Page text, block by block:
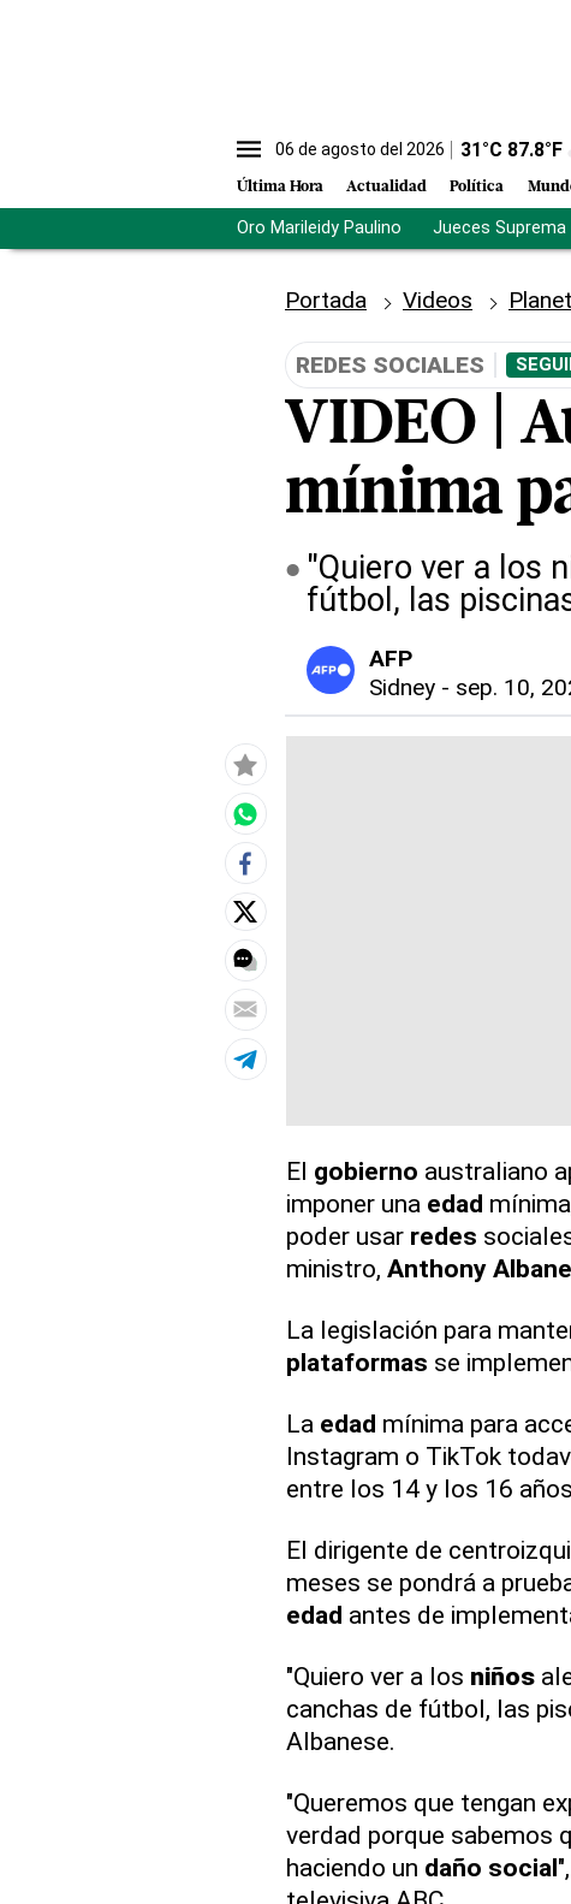
06 de agosto del 2026 31°C 87.8°F
Última Hora Actualidad Política
Oro Marileidy Paulino Jueces Suprema
Portada Videos
REDES SOCIALES
VIDEO |
mínima
"Quiero ver a los
fútbol, las
AFP
Sidney - sep. 10,
El gobierno australiano
imponer una edad
poder usar redes
ministro, Anthony
La legislación para
plataformas se
La edad mínima para
Instagram o TikTok
entre los 14 y los 16
El dirigente de
meses se pondrá a
edad antes de
"Quiero ver a los niños
canchas de fútbol, las
Albanese.
"Queremos que tengan
verdad porque sabemos
haciendo un daño social